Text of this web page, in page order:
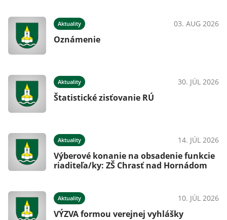
Aktuality 03. AUG 2026
Oznámenie
Aktuality 30. JÚL 2026
Štatistické zisťovanie RÚ
Aktuality 14. JÚL 2026
Výberové konanie na obsadenie funkcie
riaditeľa/ky: ZŠ Chrasť nad Hornádom
Aktuality 10. JÚL 2026
VÝZVA formou verejnej vyhlášky